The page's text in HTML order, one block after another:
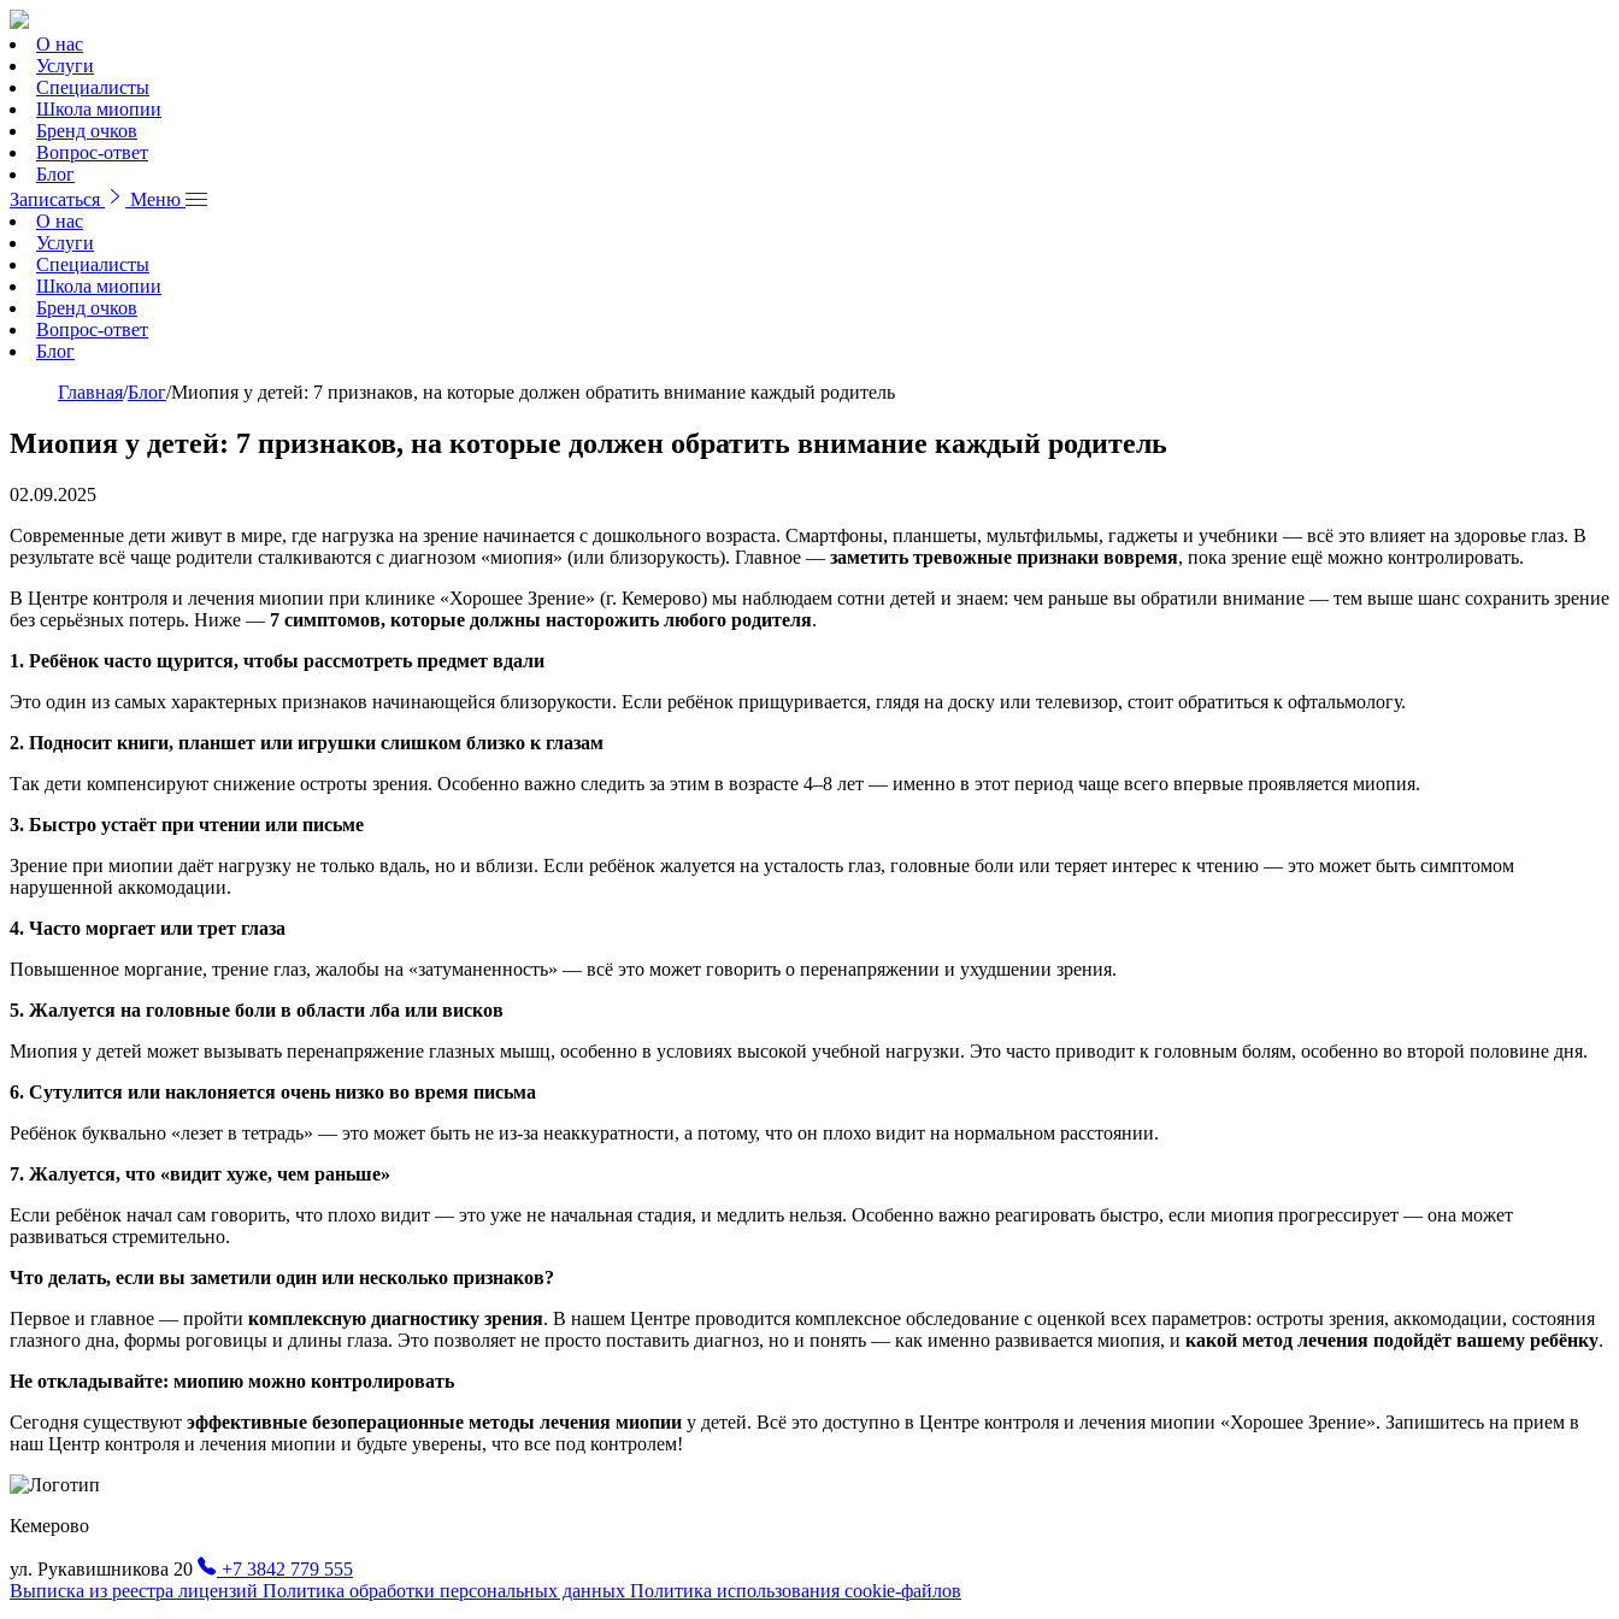
О нас
Услуги
Специалисты
Школа миопии
Бренд очков
Вопрос-ответ
Блог
Записаться
Меню
О нас
Услуги
Специалисты
Школа миопии
Бренд очков
Вопрос-ответ
Блог
Главная/Блог/Миопия у детей: 7 признаков, на которые должен обратить внимание каждый родитель
Миопия у детей: 7 признаков, на которые должен обратить внимание каждый родитель
02.09.2025
Современные дети живут в мире, где нагрузка на зрение начинается с дошкольного возраста. Смартфоны, планшеты, мультфильмы, гаджеты и учебники — всё это влияет на здоровье глаз. В
результате всё чаще родители сталкиваются с диагнозом «миопия» (или близорукость). Главное — заметить тревожные признаки вовремя, пока зрение ещё можно контролировать.
В Центре контроля и лечения миопии при клинике «Хорошее Зрение» (г. Кемерово) мы наблюдаем сотни детей и знаем: чем раньше вы обратили внимание — тем выше шанс сохранить зрение
без серьёзных потерь. Ниже — 7 симптомов, которые должны насторожить любого родителя.
1. Ребёнок часто щурится, чтобы рассмотреть предмет вдали
Это один из самых характерных признаков начинающейся близорукости. Если ребёнок прищуривается, глядя на доску или телевизор, стоит обратиться к офтальмологу.
2. Подносит книги, планшет или игрушки слишком близко к глазам
Так дети компенсируют снижение остроты зрения. Особенно важно следить за этим в возрасте 4–8 лет — именно в этот период чаще всего впервые проявляется миопия.
3. Быстро устаёт при чтении или письме
Зрение при миопии даёт нагрузку не только вдаль, но и вблизи. Если ребёнок жалуется на усталость глаз, головные боли или теряет интерес к чтению — это может быть симптомом
нарушенной аккомодации.
4. Часто моргает или трет глаза
Повышенное моргание, трение глаз, жалобы на «затуманенность» — всё это может говорить о перенапряжении и ухудшении зрения.
5. Жалуется на головные боли в области лба или висков
Миопия у детей может вызывать перенапряжение глазных мышц, особенно в условиях высокой учебной нагрузки. Это часто приводит к головным болям, особенно во второй половине дня.
6. Сутулится или наклоняется очень низко во время письма
Ребёнок буквально «лезет в тетрадь» — это может быть не из-за неаккуратности, а потому, что он плохо видит на нормальном расстоянии.
7. Жалуется, что «видит хуже, чем раньше»
Если ребёнок начал сам говорить, что плохо видит — это уже не начальная стадия, и медлить нельзя. Особенно важно реагировать быстро, если миопия прогрессирует — она может
развиваться стремительно.
Что делать, если вы заметили один или несколько признаков?
Первое и главное — пройти комплексную диагностику зрения. В нашем Центре проводится комплексное обследование с оценкой всех параметров: остроты зрения, аккомодации, состояния
глазного дна, формы роговицы и длины глаза. Это позволяет не просто поставить диагноз, но и понять — как именно развивается миопия, и какой метод лечения подойдёт вашему ребёнку.
Не откладывайте: миопию можно контролировать
Сегодня существуют эффективные безоперационные методы лечения миопии у детей. Всё это доступно в Центре контроля и лечения миопии «Хорошее Зрение». Запишитесь на прием в
наш Центр контроля и лечения миопии и будьте уверены, что все под контролем!
Кемерово
ул. Рукавишникова 20
+7 3842 779 555
Выписка из реестра лицензий Политика обработки персональных данных Политика использования cookie-файлов